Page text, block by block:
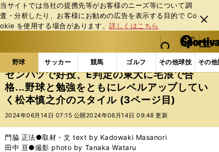
当サイトでは当社の提携先等がお客様のニーズ等について調
査・分析したり、お客様にお勧めの広告を表⽰する⽬的で Co
okie を使⽤する場合があります。詳しくはこちら
閉じ
る
web Sportiva (webスポルティーバ)
検索
マイペ
ー
ジ
メニュ
野球 サッカー 競馬 ゴルフ その他球技 その
b
ス
ポ
ル
テ
ー
バ
野球の記事一覧 高校野球他 センバツで好投、E判
センバツで好投、E判定の東大に宅浪で合
格...野球と勉強をともにレベルアップしてい
く松本慎之介のスタイル (3ページ目)
2024年06月14日 07:15 公開 2024年06月14日 09:48 更新
門脇 正法●取材・文 text by Kadowaki Masanori
田中 亘●撮影 photo by Tanaka Wataru